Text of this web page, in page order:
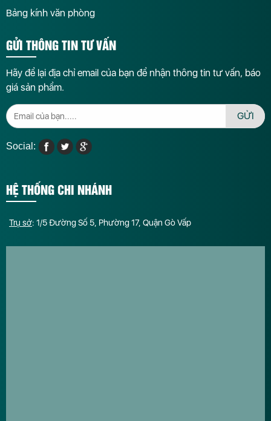
Bảng kính văn phòng
GỬI THÔNG TIN TƯ VẤN
Hãy để lại địa chỉ email của bạn để nhận thông tin tư vấn, báo
giá sản phẩm.
GỬI
Social:
HỆ THỐNG CHI NHÁNH
Trụ sở: 1/5 Đường Số 5, Phường 17, Quận Gò Vấp